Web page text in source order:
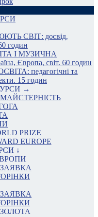
СВІТ: досвід,
годин
І МУЗИЧНА
Європа, світ. 60 годин
педагогічні та
15 годин
→
PRIZE
EUROPE
↓